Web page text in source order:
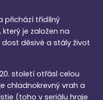
přichází třídílný
který je založen na
děsivé a stály život
století otřásl celou
chladnokrevný vrah a
(toho v seriálu hraje